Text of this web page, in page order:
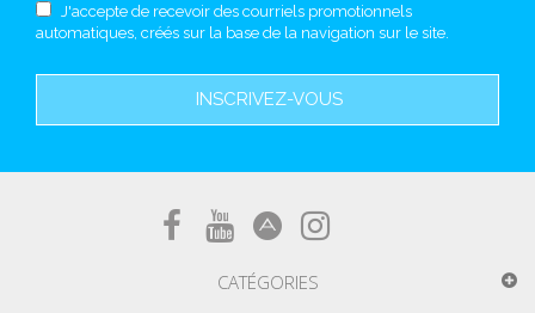
J'accepte de recevoir des courriels promotionnels
automatiques, créés sur la base de la navigation sur le site.
INSCRIVEZ-VOUS
CATÉGORIES